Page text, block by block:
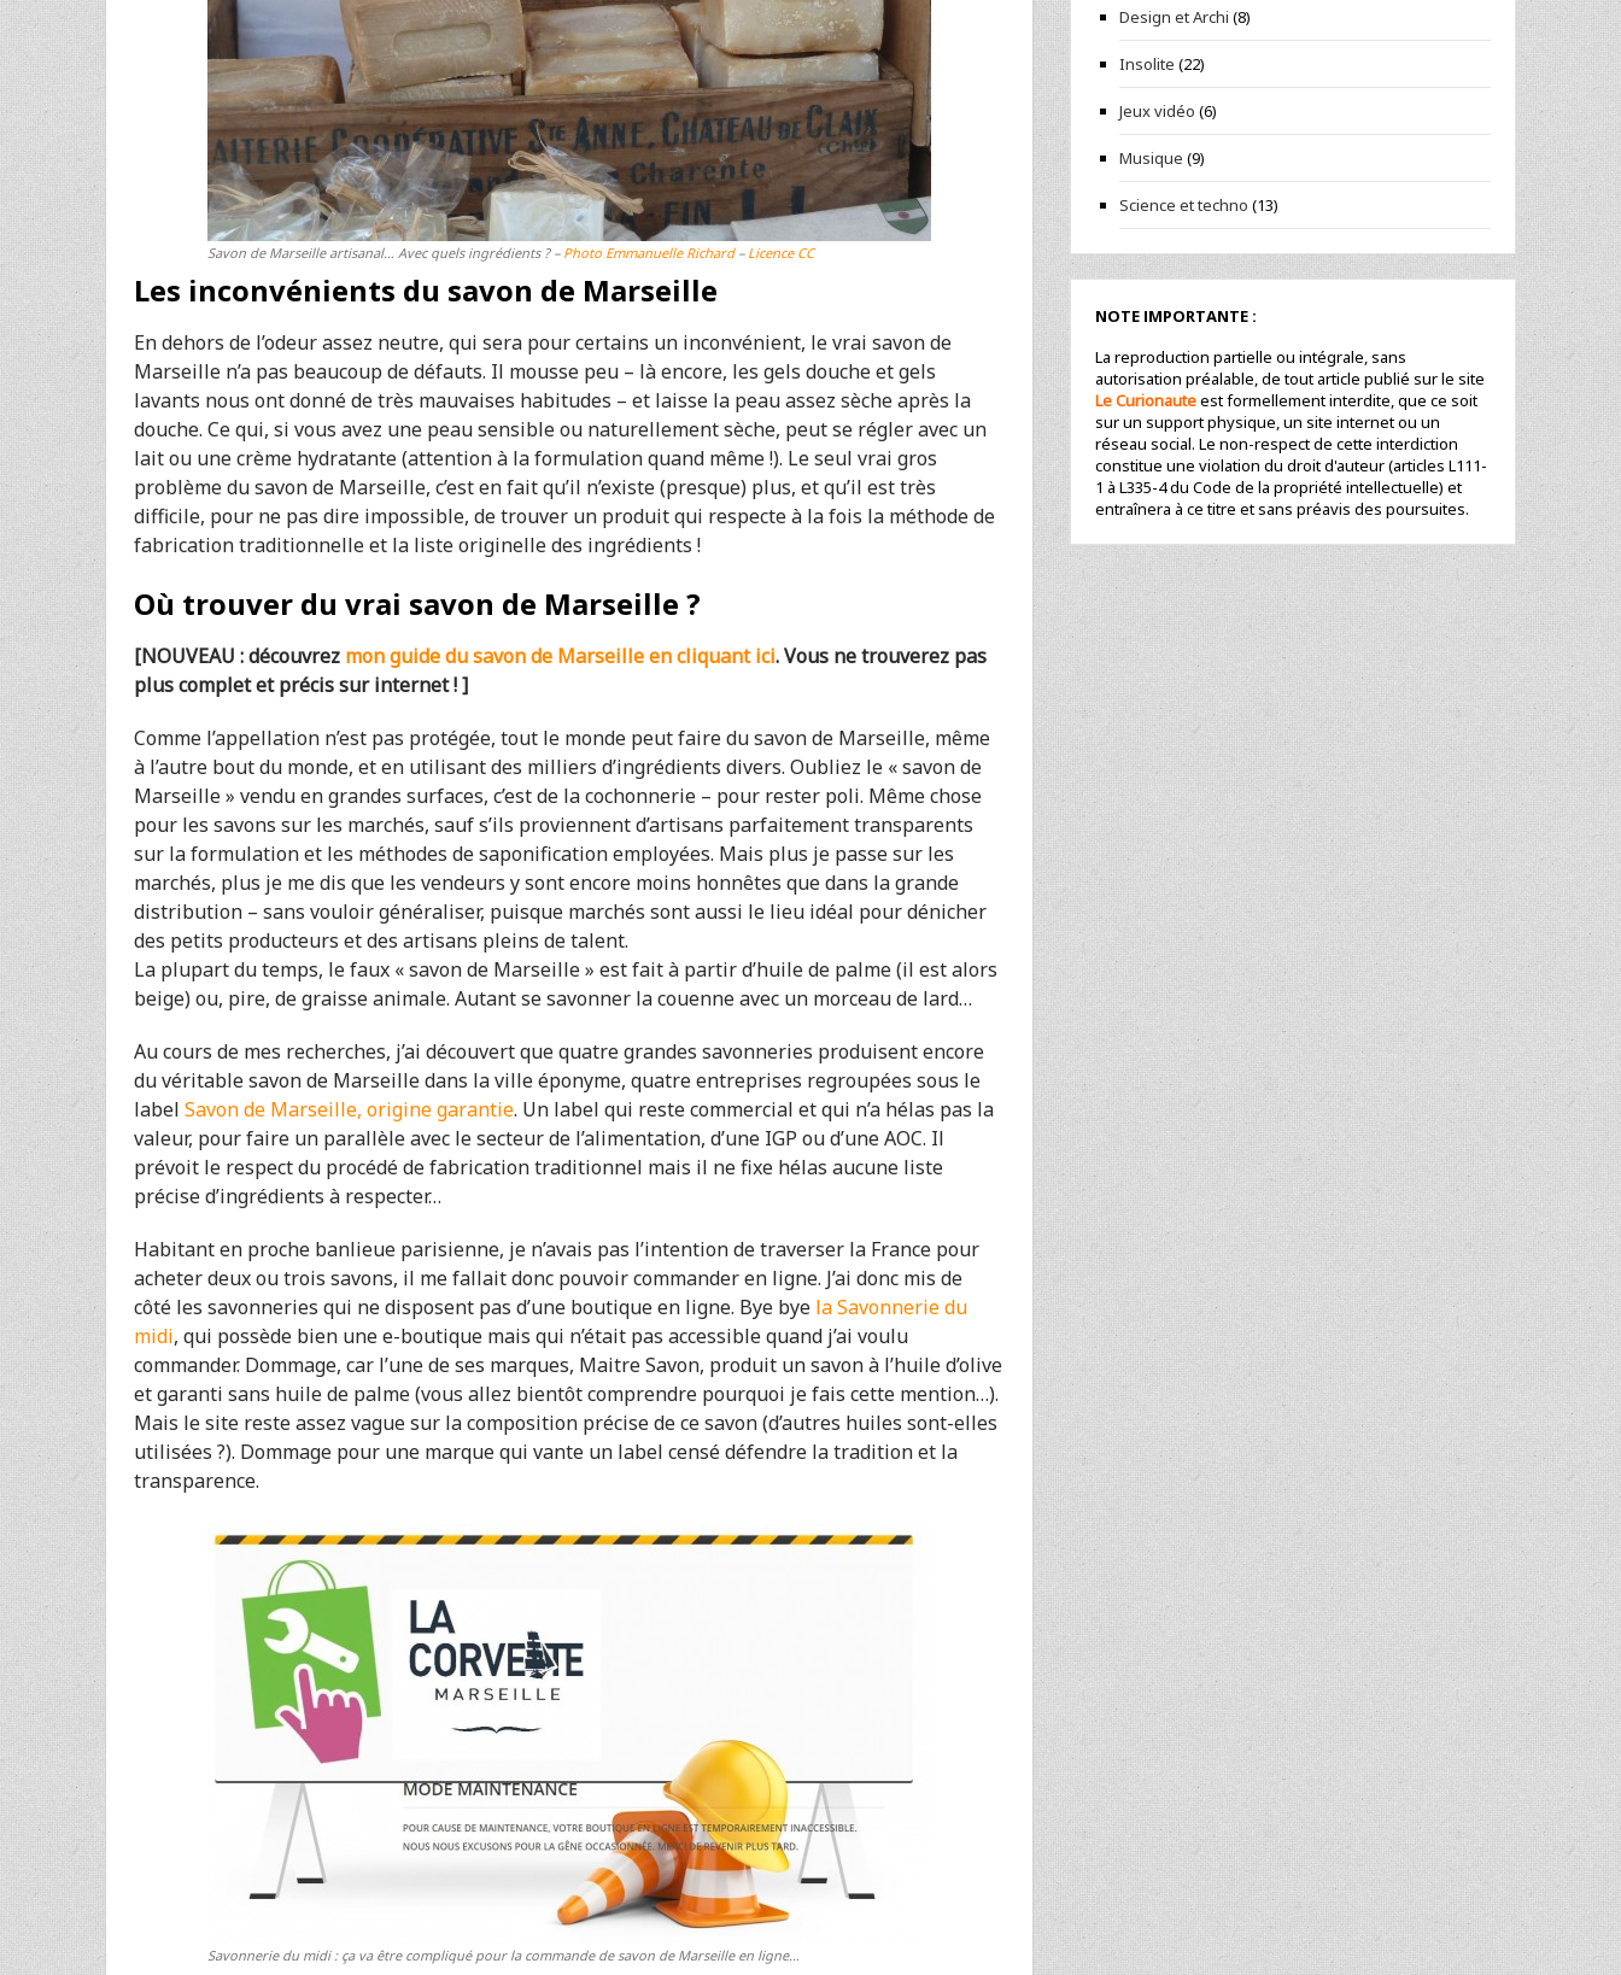
Savon de Marseille artisanal… Avec quels ingrédients ? – Photo Emmanuelle Richard– Licence CC
Les inconvénients du savon de Marseille
En dehors de l’odeur assez neutre, qui sera pour certains un inconvénient, le vrai savon de
Marseille n’a pas beaucoup de défauts. Il mousse peu – là encore, les gels douche et gels
lavants nous ont donné de très mauvaises habitudes – et laisse la peau assez sèche après la
douche. Ce qui, si vous avez une peau sensible ou naturellement sèche, peut se régler avec un
lait ou une crème hydratante (attention à la formulation quand même !). Le seul vrai gros
problème du savon de Marseille, c’est en fait qu’il n’existe (presque) plus, et qu’il est très
difficile, pour ne pas dire impossible, de trouver un produit qui respecte à la fois la méthode de
fabrication traditionnelle et la liste originelle des ingrédients !
Où trouver du vrai savon de Marseille ?
[NOUVEAU : découvrez mon guide du savon de Marseille en cliquant ici. Vous ne trouverez pas
plus complet et précis sur internet ! ]
Comme l’appellation n’est pas protégée, tout le monde peut faire du savon de Marseille, même
à l’autre bout du monde, et en utilisant des milliers d’ingrédients divers. Oubliez le « savon de
Marseille » vendu en grandes surfaces, c’est de la cochonnerie – pour rester poli. Même chose
pour les savons sur les marchés, sauf s’ils proviennent d’artisans parfaitement transparents
sur la formulation et les méthodes de saponification employées. Mais plus je passe sur les
marchés, plus je me dis que les vendeurs y sont encore moins honnêtes que dans la grande
distribution – sans vouloir généraliser, puisque marchés sont aussi le lieu idéal pour dénicher
des petits producteurs et des artisans pleins de talent.
La plupart du temps, le faux « savon de Marseille » est fait à partir d’huile de palme (il est alors
beige) ou, pire, de graisse animale. Autant se savonner la couenne avec un morceau de lard…
Au cours de mes recherches, j’ai découvert que quatre grandes savonneries produisent encore
du véritable savon de Marseille dans la ville éponyme, quatre entreprises regroupées sous le
labelSavon de Marseille, origine garantie. Un label qui reste commercial et qui n’a hélas pas la
valeur, pour faire un parallèle avec le secteur de l’alimentation, d’une IGP ou d’une AOC. Il
prévoit le respect du procédé de fabrication traditionnel mais il ne fixe hélas aucune liste
précise d’ingrédients à respecter…
Habitant en proche banlieue parisienne, je n’avais pas l’intention de traverser la France pour
acheter deux ou trois savons, il me fallait donc pouvoir commander en ligne. J’ai donc mis de
côté les savonneries qui ne disposent pas d’une boutique en ligne. Bye bye la Savonnerie du
midi, qui possède bien une e-boutique mais qui n’était pas accessible quand j’ai voulu
commander. Dommage, car l’une de ses marques, Maitre Savon, produit un savon à l’huile d’olive
et garanti sans huile de palme (vous allez bientôt comprendre pourquoi je fais cette mention…).
Mais le site reste assez vague sur la composition précise de ce savon (d’autres huiles sont-elles
utilisées ?). Dommage pour une marque qui vante un label censé défendre la tradition et la
transparence.
Savonnerie du midi : ça va être compliqué pour la commande de savon de Marseille en ligne…
Design et Archi (8)
Insolite (22)
Jeux vidéo (6)
Musique (9)
Science et techno (13)
NOTE IMPORTANTE :
La reproduction partielle ou intégrale, sans
autorisation préalable, de tout article publié sur le site
Le Curionauteest formellement interdite, que ce soit
sur un support physique, un site internet ou un
réseau social. Le non-respect de cette interdiction
constitue une violation du droit d'auteur (articles L111-
1 à L335-4 du Code de la propriété intellectuelle) et
entraînera à ce titre et sans préavis des poursuites.